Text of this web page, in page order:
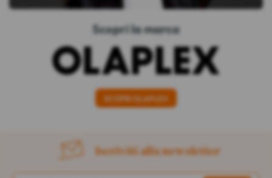
Scopri la marca
SCOPRI OLAPLEX
Iscriviti alla newsletter